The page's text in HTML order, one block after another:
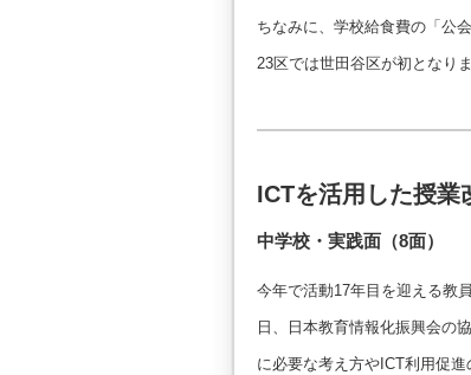
ちなみに、学校給食費の「公
23区では世田谷区が初となりま
ICTを活用した授業
中学校・実践面（8面）
今年で活動17年目を迎える教
日、日本教育情報化振興会の
に必要な考え方やICT利用促進